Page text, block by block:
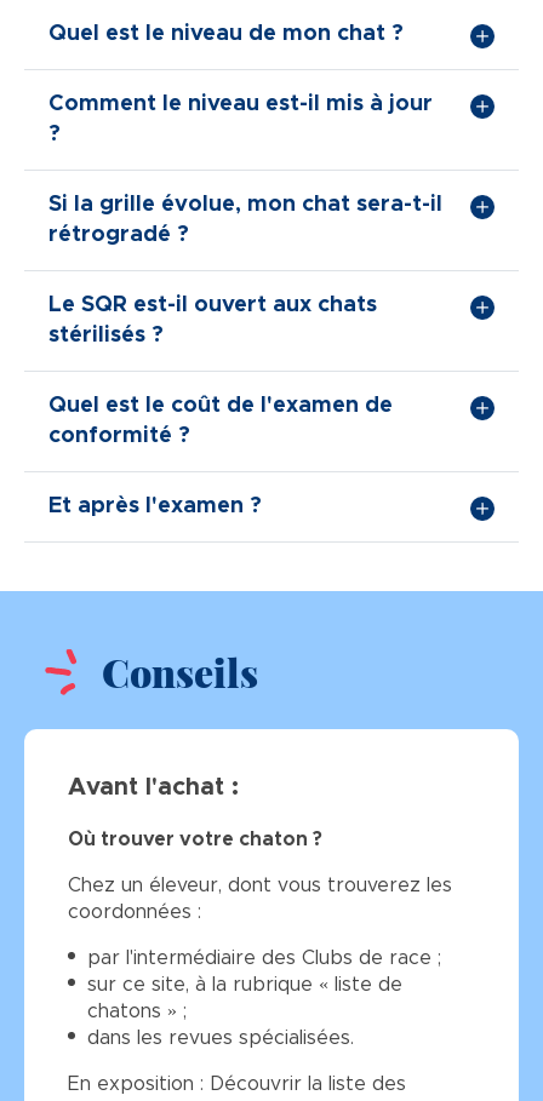
Quel est le niveau de mon chat ?
Comment le niveau est-il mis à jour
?
Si la grille évolue, mon chat sera-t-il
rétrogradé ?
Le SQR est-il ouvert aux chats
stérilisés ?
Quel est le coût de l'examen de
conformité ?
Et après l'examen ?
Conseils
Avant l'achat :
Où trouver votre chaton ?
Chez un éleveur, dont vous trouverez les
coordonnées :
par l'intermédiaire des Clubs de race ;
sur ce site, à la rubrique « liste de
chatons » ;
dans les revues spécialisées.
En exposition : Découvrir la liste des